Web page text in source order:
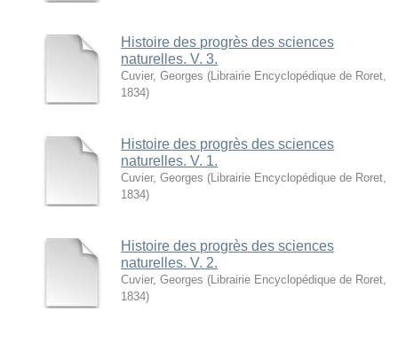
Histoire des progrès des sciences
naturelles. V. 3.
Cuvier, Georges ( Librairie Encyclopédique de Roret
1834)
Histoire des progrès des sciences
naturelles. V. 1.
Cuvier, Georges ( Librairie Encyclopédique de Roret
1834)
Histoire des progrès des sciences
naturelles. V. 2.
Cuvier, Georges ( Librairie Encyclopédique de Roret
1834)